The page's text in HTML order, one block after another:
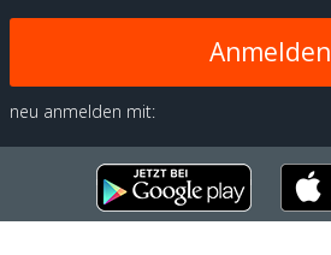
Anmelden
neu anmelden mit: